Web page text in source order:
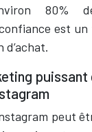
80%
est
d’achat.
puissant
peut